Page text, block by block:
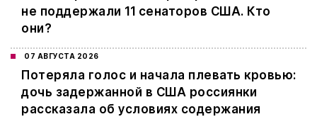
не поддержали 11 сенаторов США. Кто
они?
07 АВГУСТА 2026
Потеряла голос и начала плевать кровью:
дочь задержанной в США россиянки
рассказала об условиях содержания